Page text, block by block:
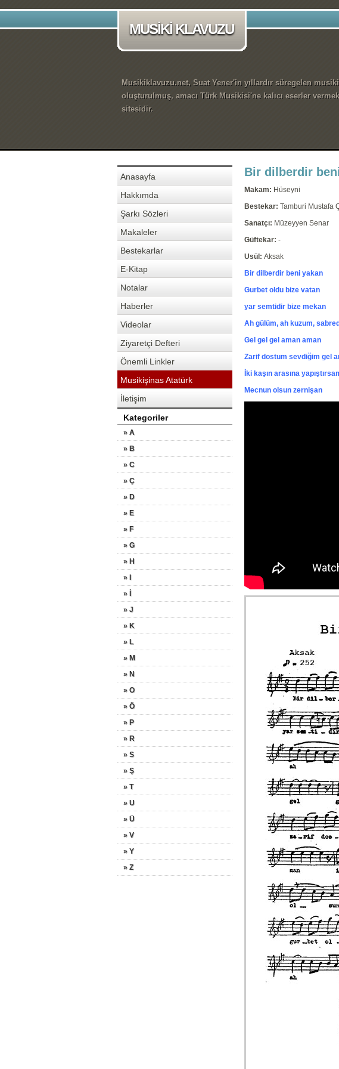
MUSİKİ KLAVUZU
Musikiklavuzu.net, Suat Yener'in yıllardır süregelen
oluşturulmuş, amacı Türk Musikisi'ne kalıcı eserler
sitesidir.
Anasayfa
Hakkımda
Şarkı Sözleri
Makaleler
Bestekarlar
E-Kitap
Notalar
Haberler
Videolar
Ziyaretçi Defteri
Önemli Linkler
Musikişinas Atatürk
İletişim
Kategoriler
» A
» B
» C
» Ç
» D
» E
» F
» G
» H
» I
» İ
» J
» K
» L
» M
» N
» O
» Ö
» P
» R
» S
» Ş
» T
» U
» Ü
» V
» Y
» Z
Bir dilberdir
Makam: Hüseyni
Bestekar: Tamburi Mustafa
Sanatçı: Müzeyyen Senar
Güftekar: -
Usül: Aksak
Bir dilberdir beni yakan
Gurbet oldu bize vatan
yar semtidir bize mekan
Ah gülüm, ah kuzum,
Gel gel gel aman aman
Zarif dostum sevdiğim gel
İki kaşın arasına
Mecnun olsun zernişan